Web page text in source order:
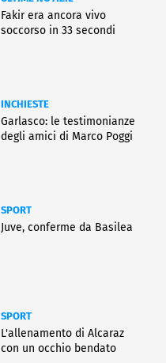
Fakir era ancora vivo
soccorso in 33 secondi
INCHIESTE
Garlasco: le testimonianze
degli amici di Marco Poggi
SPORT
Juve, conferme da Basilea
SPORT
L'allenamento di Alcaraz
con un occhio bendato